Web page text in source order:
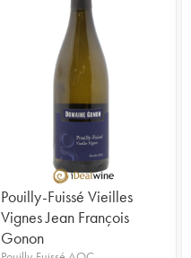
Pouilly-Fuissé Vieilles
Vignes Jean François
Gonon